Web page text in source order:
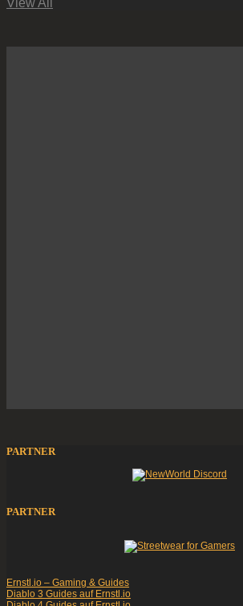
View All
PARTNER
PARTNER
Ernstl.io – Gaming & Guides
Diablo 3 Guides auf Ernstl.io